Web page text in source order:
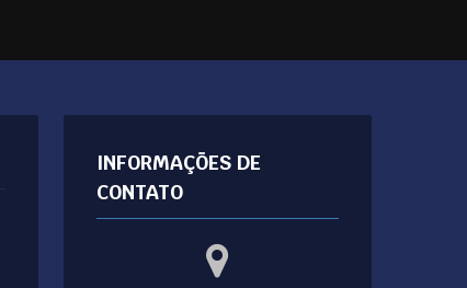
INFORMAÇÕES DE
CONTATO